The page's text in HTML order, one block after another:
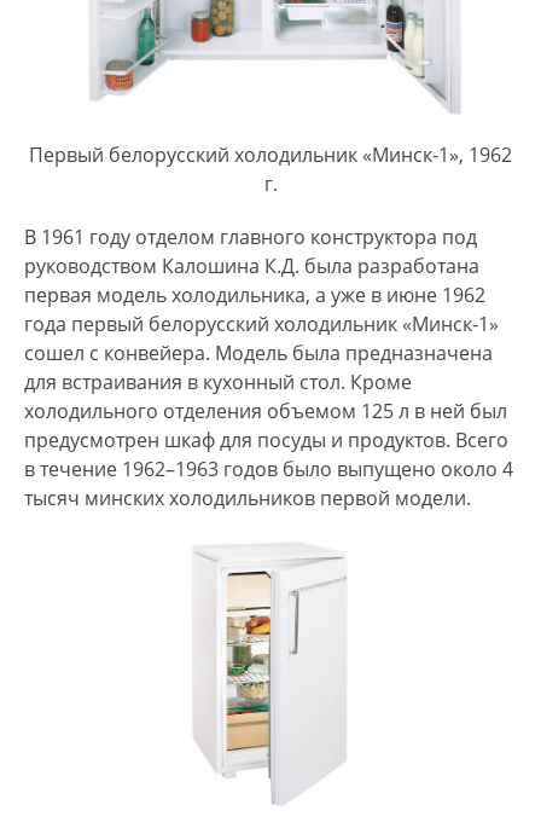
Первый белорусский холодильник «Минск-1», 1962
г.
В 1961 году отделом главного конструктора под
руководством Калошина К.Д. была разработана
первая модель холодильника, а уже в июне 1962
года первый белорусский холодильник «Минск-1»
сошел с конвейера. Модель была предназначена
для встраивания в кухонный стол. Кроме
холодильного отделения объемом 125 л в ней был
предусмотрен шкаф для посуды и продуктов. Всего
в течение 1962–1963 годов было выпущено около 4
тысяч минских холодильников первой модели.